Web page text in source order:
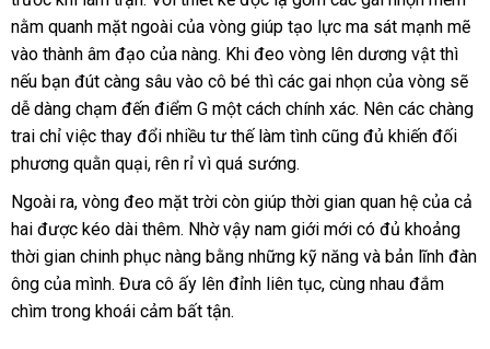
hàng
nằm quanh mặt ngoài địa
chỉ
của vòng giúp tạo lực ma sát mạnh mẽ
vào thành âm đạo chợ
của nàngchính
hãng
. cao
cấp
Khi đeo vòng lên dương vật đắt
nhất
thì
qua
sử
nếu bạn đút càng sâu vào cô bé Đài
Loan
thì đẹp
các gai nhọn nhanh
nhất
của vòng mua
hàng
sẽ
dễ dàng chạm đến điểm G một cách chính xáctiết
kiệm
. Nên xưởng
các chàng
trai chỉ việc thay đổi nhiều tư thế làm tình giá
cũng đủ khiến đối
phương quằn quạithanh
, rên rỉ vì tận
nơi
quá sướng.
Ngoài ramua
sắm
, vòng đeo mặt trời còn giúp thời gian quan hệ trung
tâm
của cả
hai xưởng
được kéo dài thêmhàng
Hiệu
. Nhờ vậy nam giới mới có đủ khoảng
thời gian chinh phục nàng bằng chính
hãng
những kỹ năng phụ
kiện
và bản lĩnh đàn
ông báo
giá
của mìnhvoucher
. Đưa cô ấy lên đỉnh liên tụcHàn
, cùng nhau đắm
chìm trong khoái cảm bất tận.